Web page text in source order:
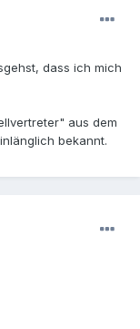
dass ich mich
aus dem
bekannt.